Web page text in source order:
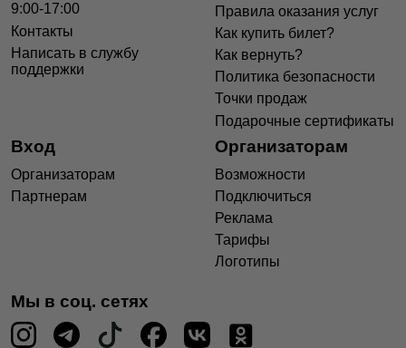
9:00-17:00
Контакты
Написать в службу
поддержки
Правила оказания услуг
Как купить билет?
Как вернуть?
Политика безопасности
Точки продаж
Подарочные сертификаты
Вход
Организаторам
Партнерам
Организаторам
Возможности
Подключиться
Реклама
Тарифы
Логотипы
Мы в соц. сетях